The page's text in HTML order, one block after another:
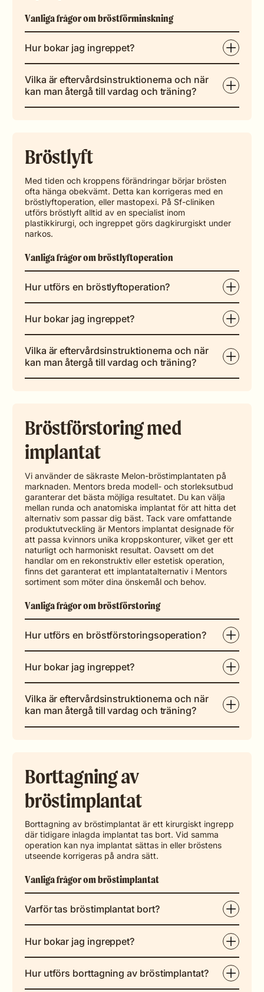
Vanliga frågor om bröstförminskning
Hur bokar jag ingreppet?
Vilka är eftervårdsinstruktionerna och när
kan man återgå till vardag och träning?
Bröstlyft
Med tiden och kroppens förändringar börjar brösten
ofta hänga obekvämt. Detta kan korrigeras med en
bröstlyftoperation, eller mastopexi. På Sf-cliniken
utförs bröstlyft alltid av en specialist inom
plastikkirurgi, och ingreppet görs dagkirurgiskt under
narkos.
Vanliga frågor om bröstlyftoperation
Hur utförs en bröstlyftoperation?
Hur bokar jag ingreppet?
Vilka är eftervårdsinstruktionerna och när
kan man återgå till vardag och träning?
Bröstförstoring med
implantat
Vi använder de säkraste Melon-bröstimplantaten på
marknaden. Mentors breda modell- och storleksutbud
garanterar det bästa möjliga resultatet. Du kan välja
mellan runda och anatomiska implantat för att hitta det
alternativ som passar dig bäst. Tack vare omfattande
produktutveckling är Mentors implantat designade för
att passa kvinnors unika kroppskonturer, vilket ger ett
naturligt och harmoniskt resultat. Oavsett om det
handlar om en rekonstruktiv eller estetisk operation,
finns det garanterat ett implantatalternativ i Mentors
sortiment som möter dina önskemål och behov.
Vanliga frågor om bröstförstoring
Hur utförs en bröstförstoringsoperation?
Hur bokar jag ingreppet?
Vilka är eftervårdsinstruktionerna och när
kan man återgå till vardag och träning?
Borttagning av
bröstimplantat
Borttagning av bröstimplantat är ett kirurgiskt ingrepp
där tidigare inlagda implantat tas bort. Vid samma
operation kan nya implantat sättas in eller bröstens
utseende korrigeras på andra sätt.
Vanliga frågor om bröstimplantat
Varför tas bröstimplantat bort?
Hur bokar jag ingreppet?
Hur utförs borttagning av bröstimplantat?